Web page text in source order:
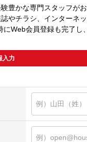
豊かな専門スタッフが
やチラシ、インターネ
Web会員登録も完了し
入力